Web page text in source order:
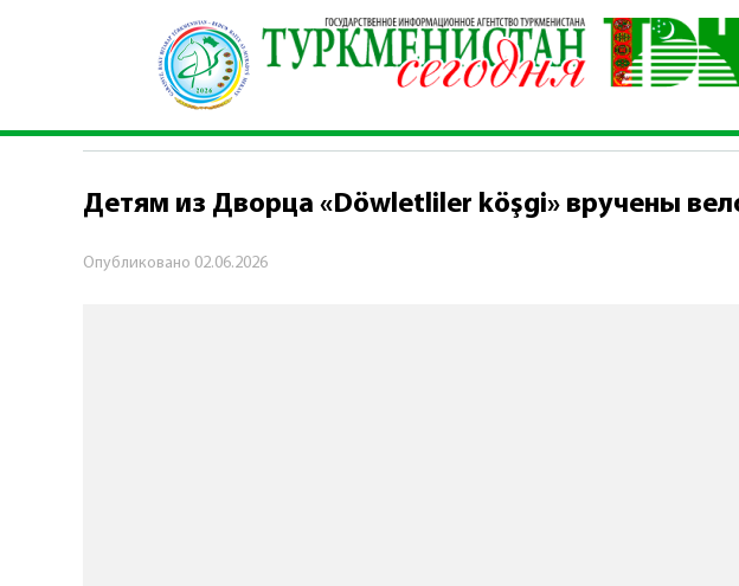
\ Общество Детям из Дворца «Döwletliler köşgi» вручены
ОБЩЕСТВО
Детям из Дворца «Döwletliler köşgi» вручены
Опубликовано 02.06.2026